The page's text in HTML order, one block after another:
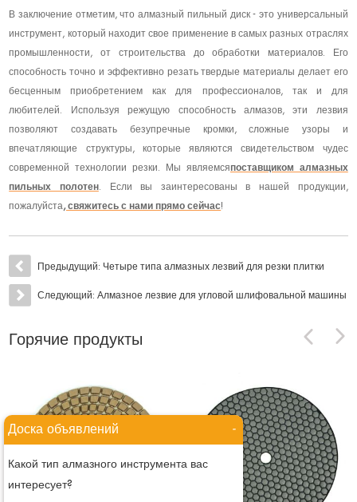
В заключение отметим, что алмазный пильный диск - это универсальный
инструмент, который находит свое применение в самых разных отраслях
промышленности, от строительства до обработки материалов. Его
способность точно и эффективно резать твердые материалы делает его
бесценным приобретением как для профессионалов, так и для
любителей. Используя режущую способность алмазов, эти лезвия
позволяют создавать безупречные кромки, сложные узоры и
впечатляющие структуры, которые являются свидетельством чудес
современной технологии резки. Мы являемсяпоставщиком алмазных
пильных полотен. Если вы заинтересованы в нашей продукции,
пожалуйста , свяжитесь с нами прямо сейчас!
Предыдущий: Четыре типа алмазных лезвий для резки плитки
Следующий:Алмазное лезвие для угловой шлифовальной машины
Горячие продукты
Доска объявлений -
Какой тип алмазного инструмента вас
интересует?